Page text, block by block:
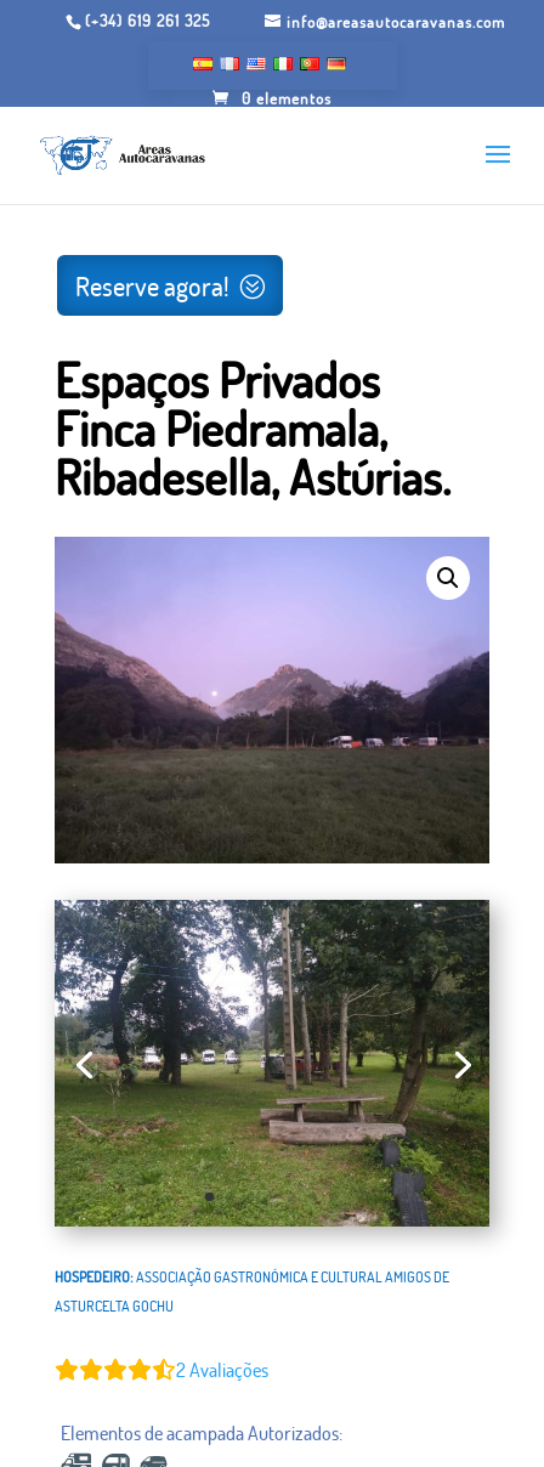
(+34) 619 261 325 info@areasautocaravanas.com
0 elementos
Finca Piedramala, Ribadesella, Astúrias.
Reserve agora!
Espaços Privados
Finca Piedramala,
Ribadesella, Astúrias.
HOSPEDEIRO:ASSOCIAÇÃO GASTRONÓMICA E CULTURAL AMIGOS DE
ASTURCELTA GOCHU
2Avaliações